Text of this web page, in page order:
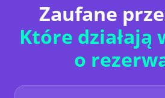
Zaufane
Które działają
o